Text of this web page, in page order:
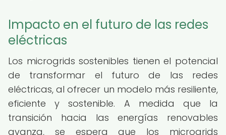
Impacto en el futuro de las redes
eléctricas
Los microgrids sostenibles tienen el potencial
de transformar el futuro de las redes
eléctricas, al ofrecer un modelo más resiliente,
eficiente y sostenible. A medida que la
transición hacia las energías renovables
avanza, se espera que los microgrids